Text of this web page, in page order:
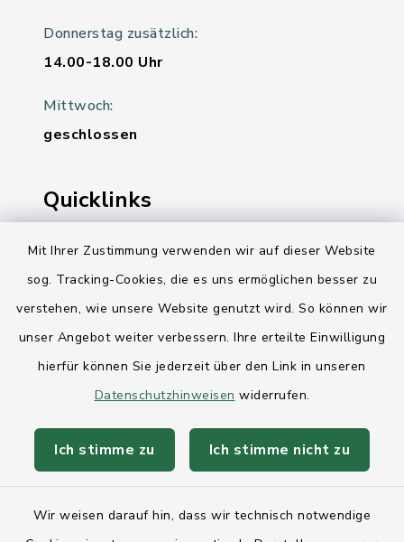
Mit Ihrer Zustimmung verwenden wir auf dieser Website
sog. Tracking-Cookies, die es uns ermöglichen besser zu
verstehen, wie unsere Website genutzt wird. So können wir
unser Angebot weiter verbessern. Ihre erteilte Einwilligung
hierfür können Sie jederzeit über den Link in unseren
Datenschutzhinweisen widerrufen.
Ich stimme zu Ich stimme nicht zu
Wir weisen darauf hin, dass wir technisch notwendige
Donnerstag zusätzlich:
14.00-18.00 Uhr
Mittwoch:
geschlossen
Quicklinks
Ihre Behördennummer 115
Landesregierung Schleswig-Holstein
AktivRegion Mittelholstein